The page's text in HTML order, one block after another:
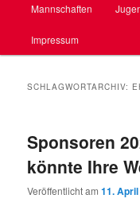
Mannschaften
Impressum
SCHLAGWORTARCHIV:
Sponsoren
könnte Ihre
Veröffentlicht am11.